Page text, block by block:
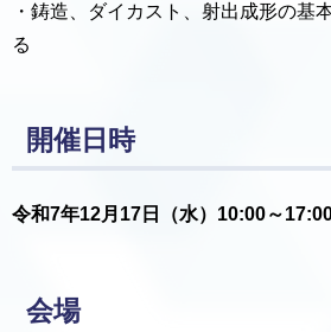
・鋳造、ダイカスト、射出成形の基
る
開催日時
令和7年12月17 日（水） 10:00～
会場